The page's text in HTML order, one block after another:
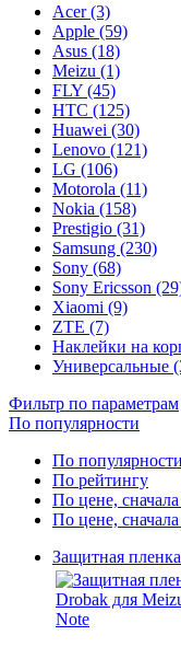
Acer (3)
Apple (59)
Asus (18)
Meizu (1)
FLY (45)
HTC (125)
Huawei (30)
Lenovo (121)
LG (106)
Motorola (11)
Nokia (158)
Prestigio (31)
Samsung (230)
Sony (68)
Sony Ericsson
Xiaomi (9)
ZTE (7)
Наклейки на
Универсальные
Фильтр по параметрам
По популярности
По популярности
По рейтингу
По цене,
По цене,
Защитная